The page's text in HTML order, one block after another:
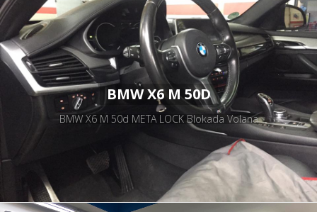
BMW X6 M 50D
BMW X6 M 50d META LOCK Blokada Volana